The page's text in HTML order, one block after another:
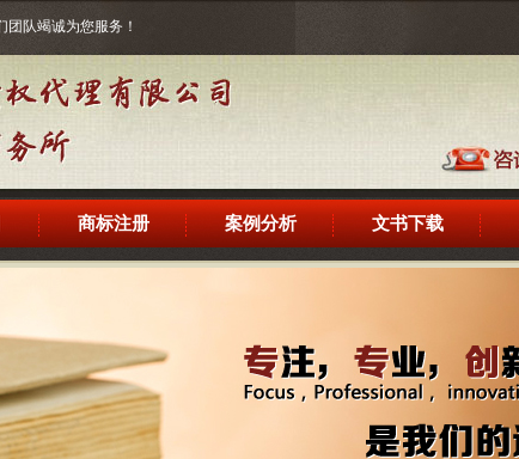
队竭诚为您服务！
商标注册 案例分析 文书下载